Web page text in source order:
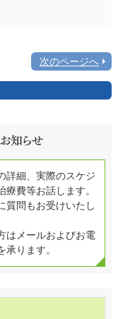
次のページへ
詳細、実際のスケジ
療費等お話します。
質問もお受けいたし
はメールおよびお電
承ります。